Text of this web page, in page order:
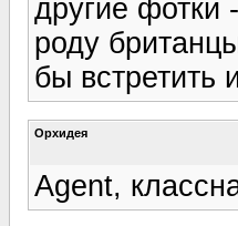
другие фотки
роду
бы встретить
Орхидея
Agent,